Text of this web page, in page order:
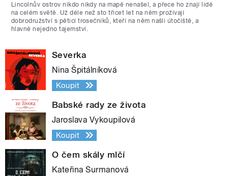
Lincolnův ostrov nikdo nikdy na mapě nenašel, a přece ho znají lidé
na celém světě. Už déle než sto třicet let na něm prožívají
dobrodružství s pěticí trosečníků, kteří na něm našli útočiště, a
hlavně nejedno tajemství.
Severka
Nina Špitálníková
Koupit
Babské rady ze života
Jaroslava Vykoupilová
Koupit
O čem skály mlčí
Kateřina Surmanová